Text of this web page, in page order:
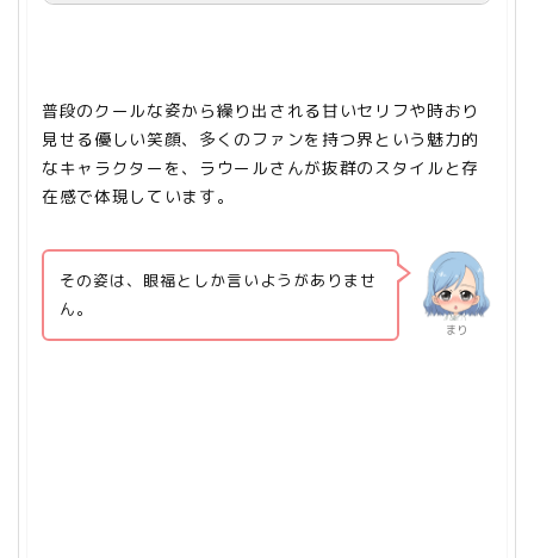
普段のクールな姿から繰り出される甘いセリフや時おり
見せる優しい笑顔、多くのファンを持つ界という魅力的
なキャラクターを、ラウールさんが抜群のスタイルと存
在感で体現しています。
まり
その姿は、眼福としか言いようがありませ
ん。